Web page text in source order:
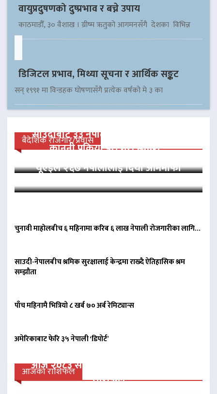
वायुप्रदुषणको दुष्प्रभाव र बच्ने उपाय
काठमाडौँ, ३० वैशाख । ग्रीष्म ऋतुको आगमनसँगै देशका विभिन्न
डिजिटल प्रभाव, मिथ्या सूचना र आर्थिक सङ्कट
सन् १९९१ मा विन्डहक घोषणासँगै प्रत्येक वर्षको मे ३ का
बैदेशिक रोजगार/प्रवास
साउदीबाट ३३ नेपाली कैदीलाई आममाफी,
कानुनी प्रक्रिया पूरा गरी स्वदेश…
यूएईले २६७ नेपालीलाई दियो आममाफी
चुनावी माहोलबीच ६ महिनामा करिब ६ लाख नेपाली रोजगारीका लागि…
साउदी-नेपालबीच श्रमिक सुरक्षालाई केन्द्रमा राख्दै ऐतिहासिक श्रम
सम्झौता
पाँच महिनामै भित्रियो ८ खर्ब ७० अर्ब रेमिट्यान्स
अमेरिकाबाट फेरि ३५ नेपाली ‘डिपोर्ट’
आजको राशिफल
आज २०८३ साल साउन २३ गते शनिवारको
राशिफल